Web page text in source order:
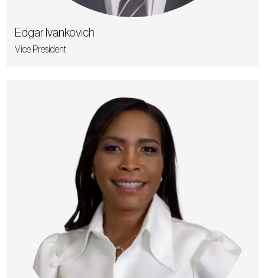
Edgar Ivankovich
Vice President